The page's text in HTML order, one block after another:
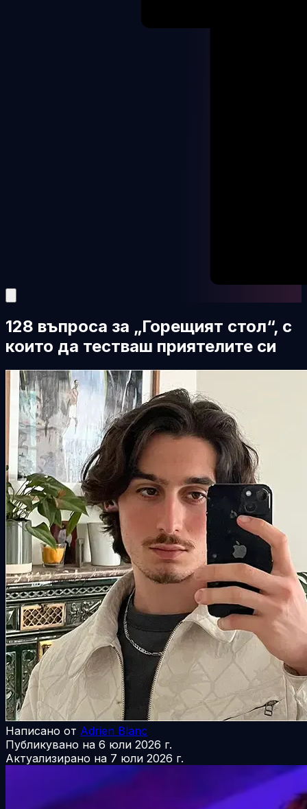
128 въпроса за „Горещият стол“, с
които да тестваш приятелите си
Написано от Adrien Blanc
Публикувано на 6 юли 2026 г.
Актуализирано на 7 юли 2026 г.